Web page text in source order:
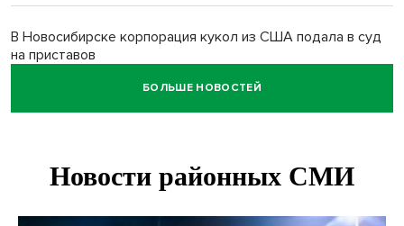
В Новосибирске корпорация кукол из США подала в суд
на приставов
В Новосибирске минздрав объявил бесплатную
В Новосибирске врачи прооперировали 25 тысяч
БОЛЬШЕ НОВОСТЕЙ